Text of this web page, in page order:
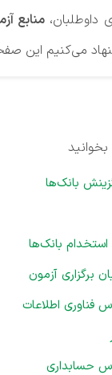
داوطلبان، منابع
می‌کنیم این
بانک‌ها
بانک‌ها
برگزاری آزمون
فناوری اطلاعات
حسابداری